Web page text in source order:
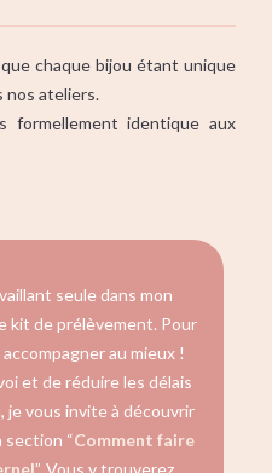
chaque bijou étant unique
nos ateliers.
formellement identique aux
seule dans mon
kit de prélèvement. Pour
au mieux !
et de réduire les délais
je vous invite à découvrir
section “Comment faire